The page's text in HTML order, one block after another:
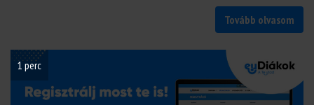
Tovább olvasom
1 perc